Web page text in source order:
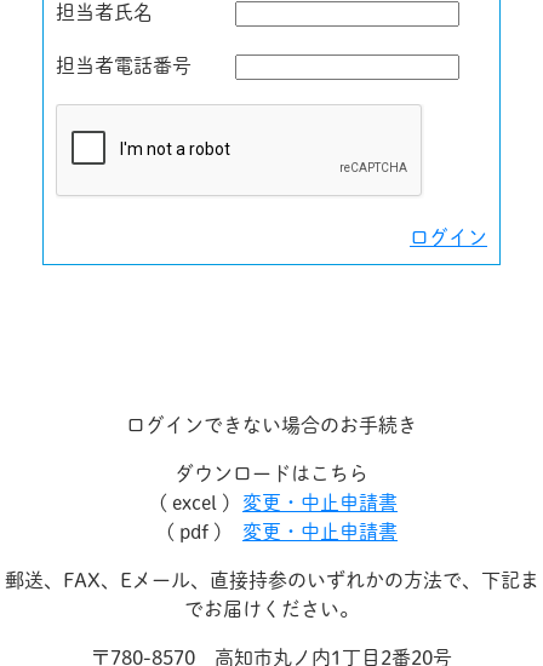
担当者氏名
担当者電話番号
ログイン
ログインできない場合のお手続き
ダウンロードはこちら
( excel )
変更・中止申請書
( pdf )
変更・中止申請書
郵送、FAX、Eメール、直接持参のいずれかの方法で、下記ま
でお届けください。
〒780-8570 高知市丸ノ内1丁目2番20号